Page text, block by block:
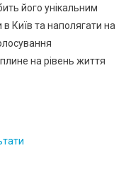
його унікальним
Київ та наполягати на
на рівень життя